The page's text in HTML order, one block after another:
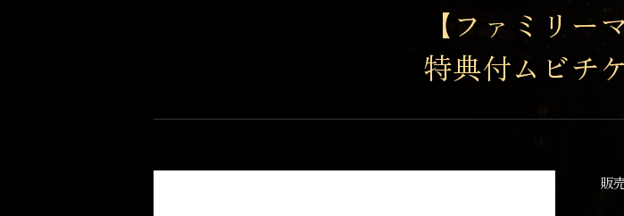
【ファミリー
特典付ムビチ
販